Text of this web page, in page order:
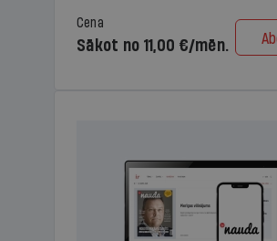
Cena
Sākot no 11,00 €/mēn.